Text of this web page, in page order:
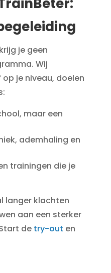
je geen
Wij
je niveau, doelen
maar een
ademhaling en
trainingen die je
langer klachten
aan een sterker
de try-out en